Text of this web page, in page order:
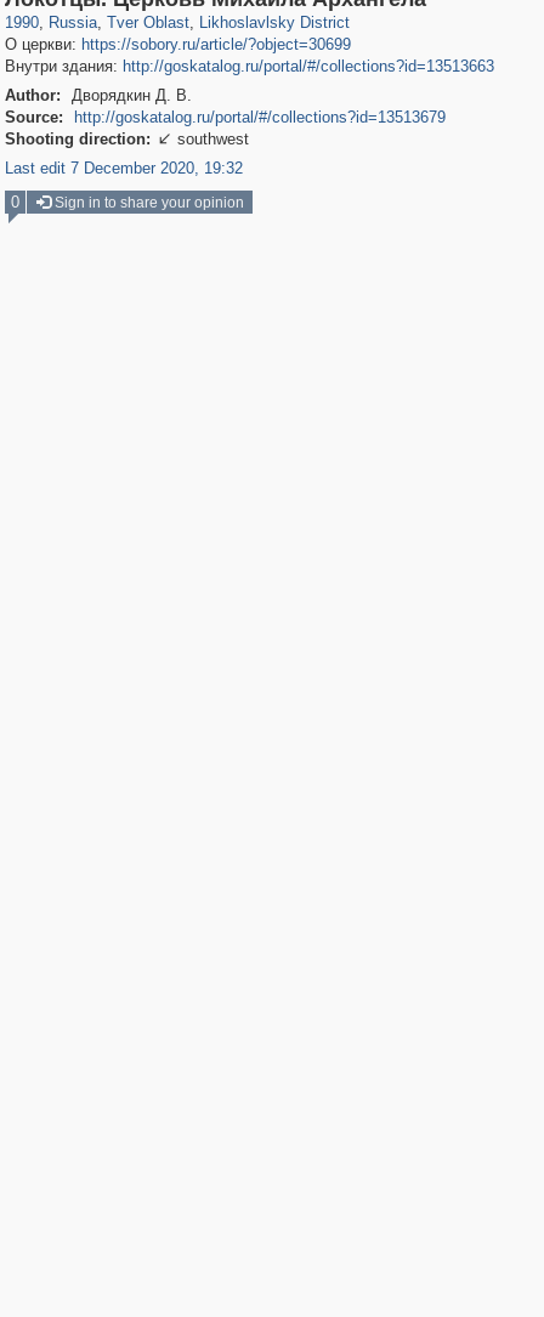
1990, Russia, Tver Oblast, Likhoslavlsky District
О церкви: https://sobory.ru/article/?object=30699
Внутри здания: http://goskatalog.ru/portal/#/collections?id=13513663
Author:
Дворядкин Д. В.
Source:
http://goskatalog.ru/portal/#/collections?id=13513679
Shooting direction:  southwest
Last edit 7 December 2020, 19:32
0
Sign in to share your opinion